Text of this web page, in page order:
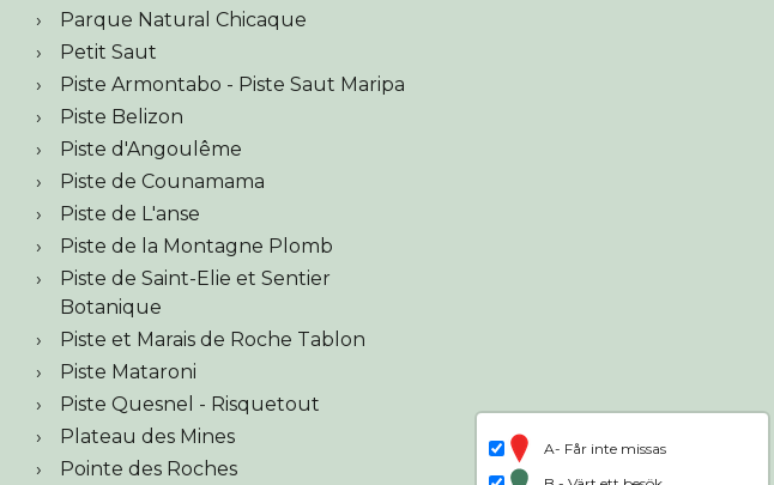
Parque Natural Chicaque
Petit Saut
Piste Armontabo - Piste Saut Maripa
Piste Belizon
Piste d'Angoulême
Piste de Counamama
Piste de L'anse
Piste de la Montagne Plomb
Piste de Saint-Elie et Sentier
Botanique
Piste et Marais de Roche Tablon
Piste Mataroni
Piste Quesnel - Risquetout
Plateau des Mines
Pointe des Roches
A- Får inte missas